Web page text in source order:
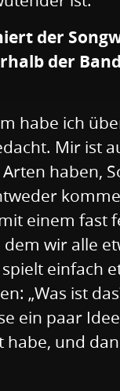
der
der
habe ich
Mir ist
haben,
einem fast
wir alle
einfach
„Was ist
ein paar
habe, und